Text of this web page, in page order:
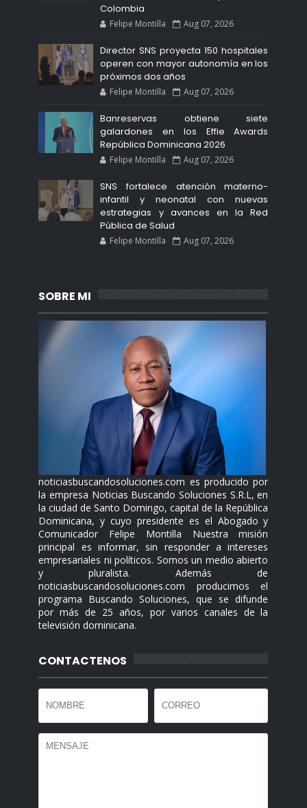
Colombia
Felipe Montilla Aug 07, 2026
Director SNS proyecta 150 hospitales
operen con mayor autonomía en los
próximos dos años
Felipe Montilla Aug 07, 2026
Banreservas obtiene siete
galardones en los Effie Awards
República Dominicana 2026
Felipe Montilla Aug 07, 2026
SNS fortalece atención materno-
infantil y neonatal con nuevas
estrategias y avances en la Red
Pública de Salud
Felipe Montilla Aug 07, 2026
SOBRE MI
noticiasbuscandosoluciones.com es producido por
la empresa Noticias Buscando Soluciones S.R.L, en
la ciudad de Santo Domingo, capital de la República
Dominicana, y cuyo presidente es el Abogado y
Comunicador Felipe Montilla Nuestra misión
principal es informar, sin responder a intereses
empresariales ni políticos. Somos un medio abierto
y pluralista. Además de
noticiasbuscandosoluciones.com producimos el
programa Buscando Soluciones, que se difunde
por más de 25 años, por varios canales de la
televisión dominicana.
CONTACTENOS